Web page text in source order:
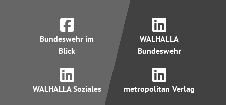
Bundeswehr im
Blick
WALHALLA
Bundeswehr
WALHALLA Soziales metropolitan Verlag